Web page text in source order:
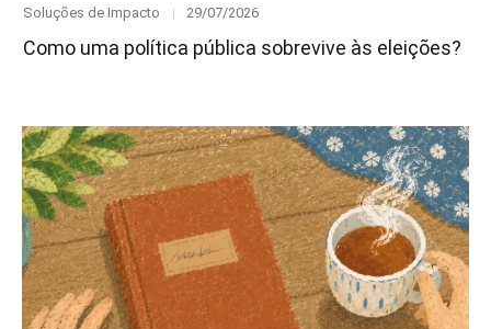
Category
Soluções de Impacto
Posted
29/07/2026
Como uma política pública sobrevive às eleições?